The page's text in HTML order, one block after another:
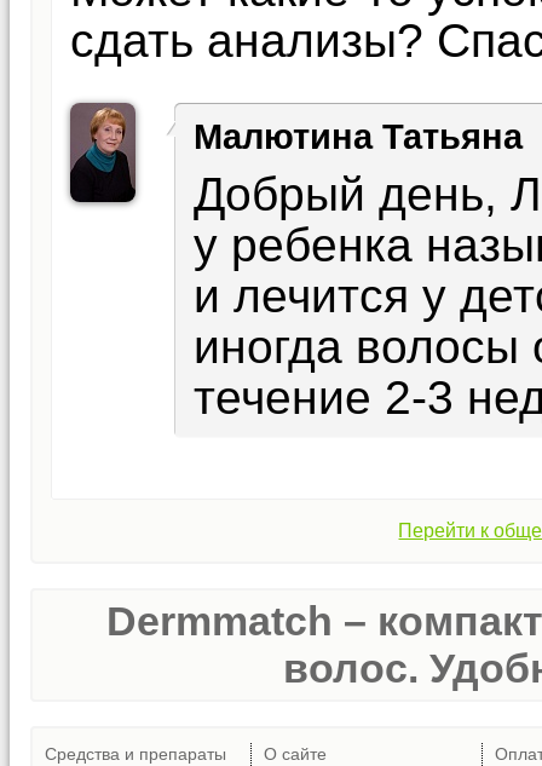
сдать анализы?
Малютина Татьяна
Добрый день,
у ребенка
и лечится у
иногда волосы
течение 2-3
Перейти к
Dermmatch –
волос.
Средства и препараты
О сайте